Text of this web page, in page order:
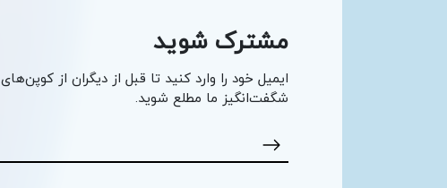
مشترک شوید
ایمیل خود را وارد کنید تا قبل از دیگران از کوپن‌های
شگفت‌انگیز ما مطلع شوید.